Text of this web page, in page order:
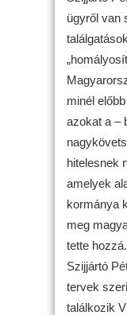
ügyről van
minél
azokat a –
hitelesnek
amelyek
kormánya
meg
tette hozzá.
Szijjártó
tervek
találkozik